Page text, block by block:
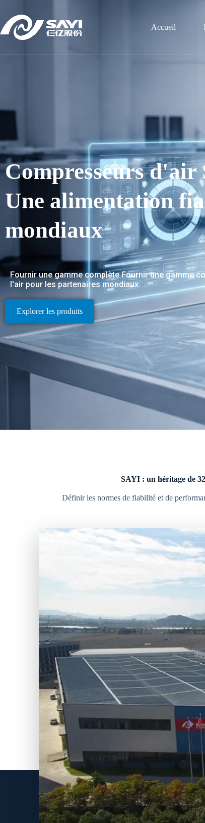
Accueil
Compresseurs d'air
Une alimentation
mondiaux
Fournir une gamme complète Fournir une gamme
l'air pour les partenaires mondiaux.
Explorer les produits
SAYI : un héritage de
Définir les normes de fiabilité et de